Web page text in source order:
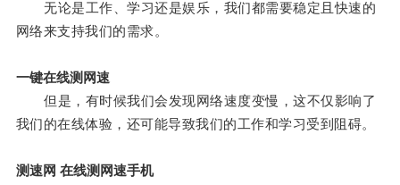
无论是工作、学习还是娱乐，我们都需要稳定且快速的
网络来支持我们的需求。
一键在线测网速
但是，有时候我们会发现网络速度变慢，这不仅影响了
我们的在线体验，还可能导致我们的工作和学习受到阻碍。
测速网 在线测网速手机